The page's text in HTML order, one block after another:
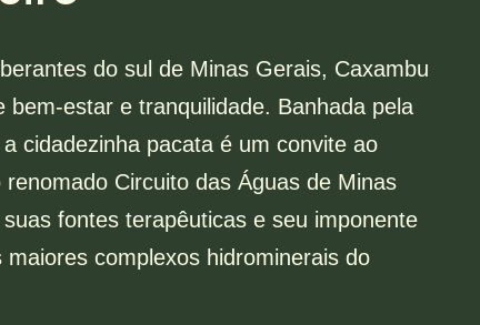
do sul de Minas Gerais, Caxambu
bem-estar e tranquilidade. Banhada pela
cidadezinha pacata é um convite ao
Circuito das Águas de Minas
fontes terapêuticas e seu imponente
complexos hidrominerais do